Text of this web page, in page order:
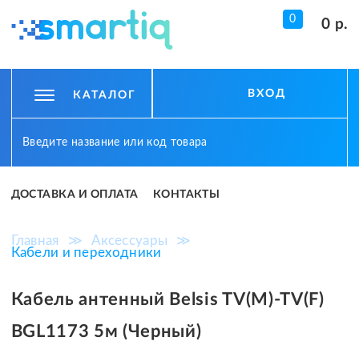
0 0 р.
КАТАЛОГ ВХОД
ДОСТАВКА И ОПЛАТА КОНТАКТЫ
Главная ≫ Аксессуары
≫
Кабели и переходники
Кабель антенный Belsis TV(M)-TV(F)
BGL1173 5м (Черный)